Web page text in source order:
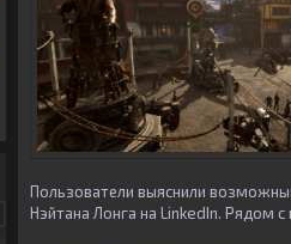
Пользователи выяснили
Нэйтана Лонга на LinkedIn. Рядом